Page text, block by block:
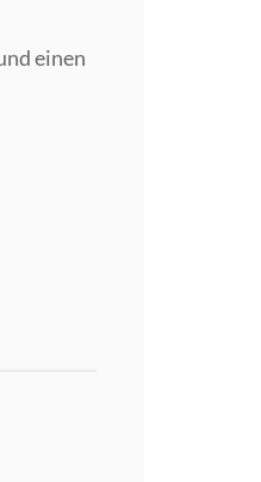
einen